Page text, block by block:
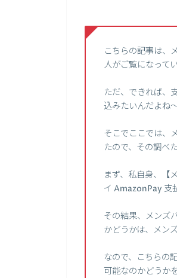
こちらの記事は、
人がご覧になって
ただ、できれば、
込みたいんだよね
そこでここでは、
たので、その調べ
まず、私自身、
イ AmazonPay 支
その結果、メンズ
かどうかは、メン
なので、こちらの
可能なのかどうか